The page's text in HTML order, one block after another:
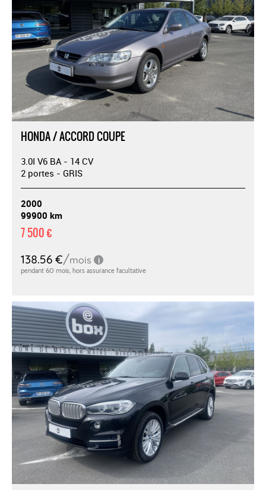
HONDA / ACCORD COUPE
3.0I V6 BA - 14 CV
2 portes - GRIS
2000
99900 km
7 500 €